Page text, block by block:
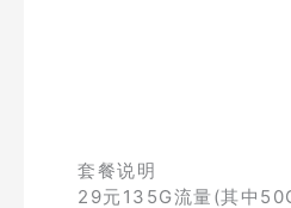
套餐说明
29元135G流量(其中